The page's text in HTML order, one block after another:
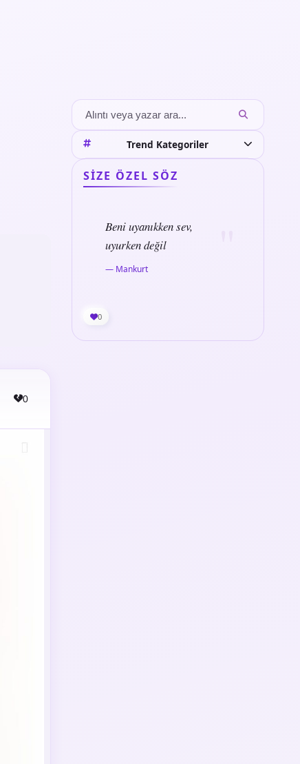
0
Trend Kategoriler
SIZE ÖZEL SÖZ
Beni uyanıkken sev,
uyurken değil
— Mankurt
0